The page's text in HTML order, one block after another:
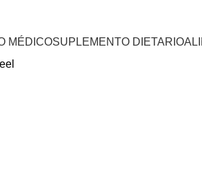
MÉDICOSUPLEMENTO DIETARIO